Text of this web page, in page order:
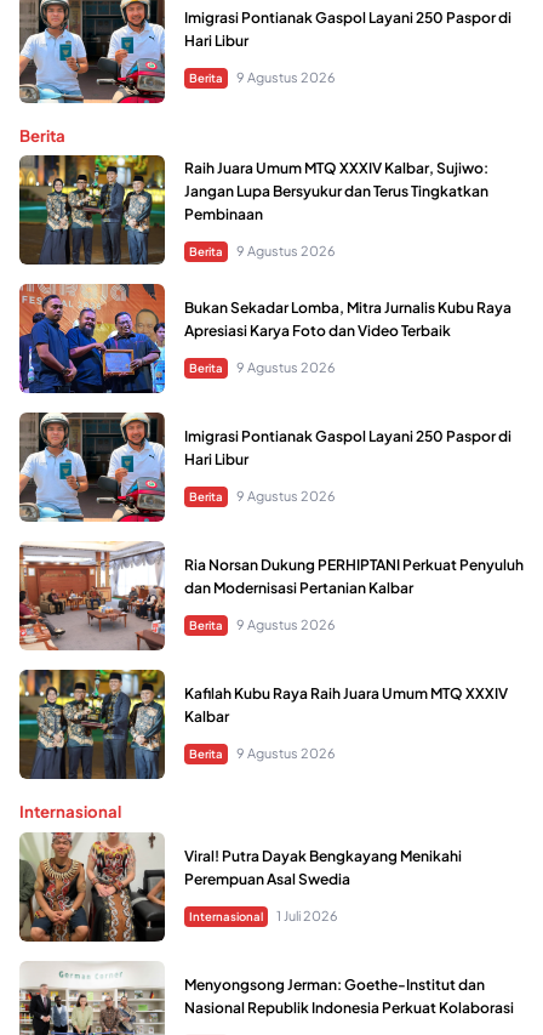
Imigrasi Pontianak Gaspol Layani 250 Paspor di
Hari Libur
Berita 9 Agustus 2026
Berita
Raih Juara Umum MTQ XXXIV Kalbar, Sujiwo:
Jangan Lupa Bersyukur dan Terus Tingkatkan
Pembinaan
Berita 9 Agustus 2026
Bukan Sekadar Lomba, Mitra Jurnalis Kubu Raya
Apresiasi Karya Foto dan Video Terbaik
Berita 9 Agustus 2026
Imigrasi Pontianak Gaspol Layani 250 Paspor di
Hari Libur
Berita 9 Agustus 2026
Ria Norsan Dukung PERHIPTANI Perkuat Penyuluh
dan Modernisasi Pertanian Kalbar
Berita 9 Agustus 2026
Kafilah Kubu Raya Raih Juara Umum MTQ XXXIV
Kalbar
Berita 9 Agustus 2026
Internasional
Viral! Putra Dayak Bengkayang Menikahi
Perempuan Asal Swedia
Internasional 1 Juli 2026
Menyongsong Jerman: Goethe-Institut dan
Nasional Republik Indonesia Perkuat Kolaborasi